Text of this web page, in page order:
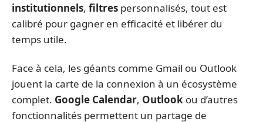
institutionnels, filtres personnalisés, tout est
calibré pour gagner en efficacité et libérer du
temps utile.
Face à cela, les géants comme Gmail ou Outlook
jouent la carte de la connexion à un écosystème
complet. Google Calendar, Outlook ou d’autres
fonctionnalités permettent un partage de